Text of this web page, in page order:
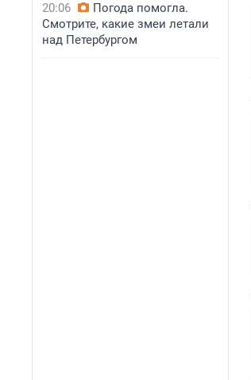
20:06
Погода помогла.
Смотрите, какие змеи летали
над Петербургом